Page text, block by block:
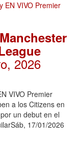
2026
VIVO Premier
a los Citizens en
un debut en el
17/01/2026